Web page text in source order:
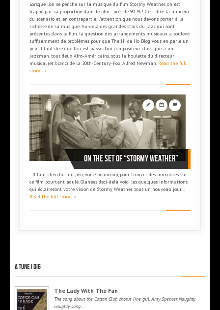
Lorsque l’on se penche sur la musique du film Stormy Weather, on est
frappé par sa proportion dans le film : près de 90 % ! C’est dire la minceur
du scénario et, en contrepartie, l’attention que nous devons porter à la
richesse de sa musique. Au-delà des grandes stars du jazz qui sont
présentes dans le film, la question des arrangements musicaux a soulevé
suffisamment de problèmes pour que The Hi de Ho Blog vous en parle un
peu. Il faut dire que l’on est passé d’un compositeur classique à un
jazzman, tous deux Afro-Américains, sous la houlette du directeur
musical (et blanc) de la 20th-Century-Fox, Alfred Newman. Read the full
story →
On the set of “Stormy Weather”
Il faut chercher un peu, voire beaucoup, pour trouver des anecdotes sur
ce film pourtant adulé. Glanées deci-delà voici les quelques informations
qui éclaireront votre vision de Stormy Weather sous un nouveau jour...
Read the full story →
A tune I dig
The Lady With The Fan
The song about the Cotton Club chorus line girl, Amy Spencer. Naughty,
naughty song...